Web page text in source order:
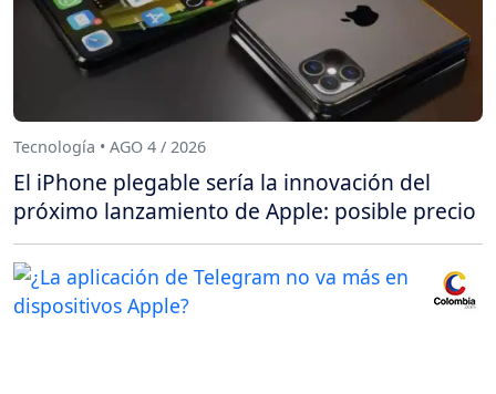
Tecnología • AGO 4 / 2026
El iPhone plegable sería la innovación del
próximo lanzamiento de Apple: posible precio